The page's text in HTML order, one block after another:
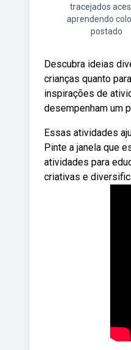
tracejados
aprendendo
postado
Descubra ideias
crianças quanto
inspirações de
desempenham um
Essas atividades
Pinte a janela que
atividades para
criativas e